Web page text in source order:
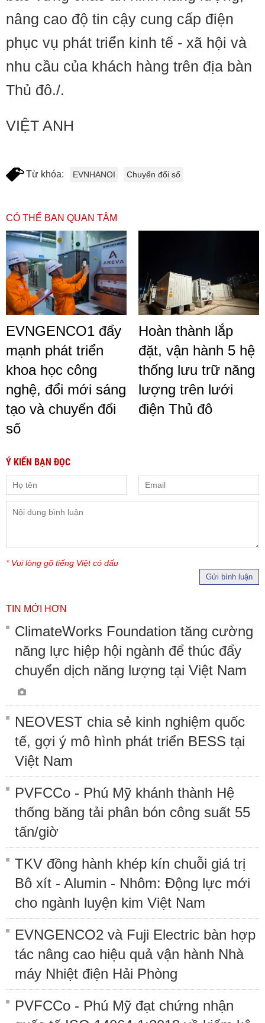
nâng cao độ tin cậy cung cấp điện
phục vụ phát triển kinh tế - xã hội và
nhu cầu của khách hàng trên địa bàn
Thủ đô./.
VIỆT ANH
Từ khóa: EVNHANOI Chuyển đổi số
CÓ THỂ BẠN QUAN TÂM
EVNGENCO1 đẩy
mạnh phát triển
khoa học công
nghệ, đổi mới sáng
tạo và chuyển đổi
số
Hoàn thành lắp
đặt, vận hành 5 hệ
thống lưu trữ năng
lượng trên lưới
điện Thủ đô
Ý KIẾN BẠN ĐỌC
* Vui lòng gõ tiếng Việt có dấu
Gửi bình luận
TIN MỚI HƠN
ClimateWorks Foundation tăng cường
năng lực hiệp hội ngành để thúc đẩy
chuyển dịch năng lượng tại Việt Nam
NEOVEST chia sẻ kinh nghiệm quốc
tế, gợi ý mô hình phát triển BESS tại
Việt Nam
PVFCCo - Phú Mỹ khánh thành Hệ
thống băng tải phân bón công suất 55
tấn/giờ
TKV đồng hành khép kín chuỗi giá trị
Bô xít - Alumin - Nhôm: Động lực mới
cho ngành luyện kim Việt Nam
EVNGENCO2 và Fuji Electric bàn hợp
tác nâng cao hiệu quả vận hành Nhà
máy Nhiệt điện Hải Phòng
PVFCCo - Phú Mỹ đạt chứng nhận